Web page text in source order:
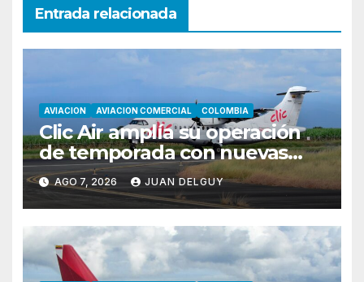
Entrada relacionada
AVIACION AVIACION COMERCIAL COLOMBIA
Clic Air amplía su operación
de temporada con nuevas
rutas hacia Cartagena y Tolú
AGO 7, 2026 JUAN DELGUY